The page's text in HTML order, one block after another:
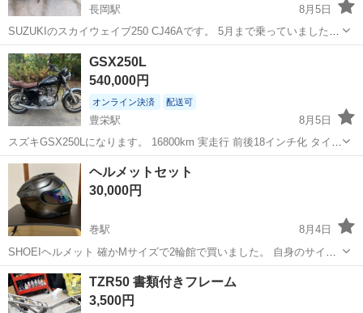
長岡駅
8月5日
SUZUKIのスカイウェイブ250 CJ46Aです。 5月まで乗っていました。
そこから乗ってないのでバッテリーが上がってます。乗ってる時たま
にＦＩランプがつくことがあったので整備しないといけないと思いま
す。 傷等は多数あ...
新潟 長岡市
GSX250L
540,000円
オンライン決済 配送可
豊栄駅
8月5日
スズキGSX250Lになります。 16800km 実走行 前後18インチ化 タイヤ
前後新品 イグニッションコイルスズキ純正新品 キャブオーバーホール
(キースターにて) シート張り替え スピードメーターは現車のままです
がタコと...
新潟 新潟市 スズキ
ヘルメットセット
30,000円
巻駅
8月4日
SHOEIヘルメット 確かMサイズで2輪館で買いました。 自身のサイズ
に合わせてフィッティングしてもらってクッション調整しています。
あまり使用していません。 多分匂いも大丈夫です😊シールドお付けし
ます。 右サイドに傷あります。
新潟 新潟市 その他
TZR50 書類付きフレーム
3,500円